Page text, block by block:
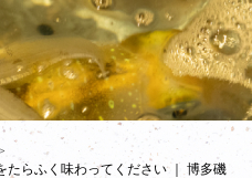
らふく味わってください ｜ 博多磯